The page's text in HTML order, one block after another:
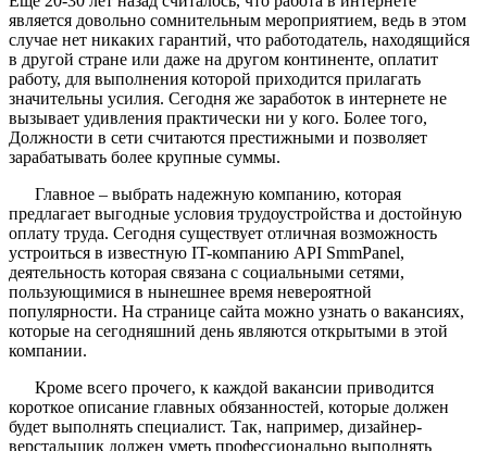
является довольно сомнительным мероприятием, ведь в этом
случае нет никаких гарантий, что работодатель, находящийся
в другой стране или даже на другом континенте, оплатит
работу, для выполнения которой приходится прилагать
значительны усилия. Сегодня же заработок в интернете не
вызывает удивления практически ни у кого. Более того,
Должности в сети считаются престижными и позволяет
зарабатывать более крупные суммы.
Главное – выбрать надежную компанию, которая
предлагает выгодные условия трудоустройства и достойную
оплату труда. Сегодня существует отличная возможность
устроиться в известную IT-компанию API SmmPanel,
деятельность которая связана с социальными сетями,
пользующимися в нынешнее время невероятной
популярности. На странице сайта можно узнать о вакансиях,
которые на сегодняшний день являются открытыми в этой
компании.
Кроме всего прочего, к каждой вакансии приводится
короткое описание главных обязанностей, которые должен
будет выполнять специалист. Так, например, дизайнер-
верстальщик должен уметь профессионально выполнять